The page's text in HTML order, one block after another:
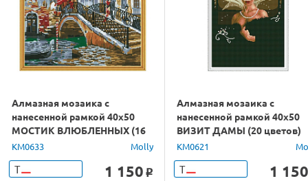
Алмазная мозаика с
нанесенной рамкой 40х50
МОСТИК ВЛЮБЛЕННЫХ (16
цветов)
KM0633 Molly
Т 1 150 o
Алмазная мозаика с
нанесенной рамкой 40х50
ВИЗИТ ДАМЫ (20 цветов)
KM0621
Т 1 150